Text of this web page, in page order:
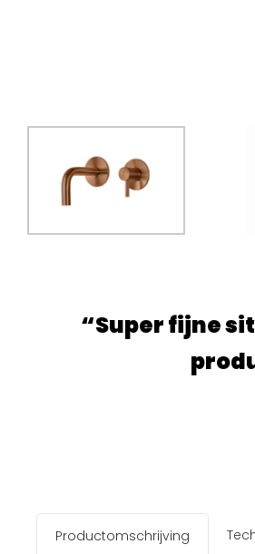
Productomschrijving
“Super fijne